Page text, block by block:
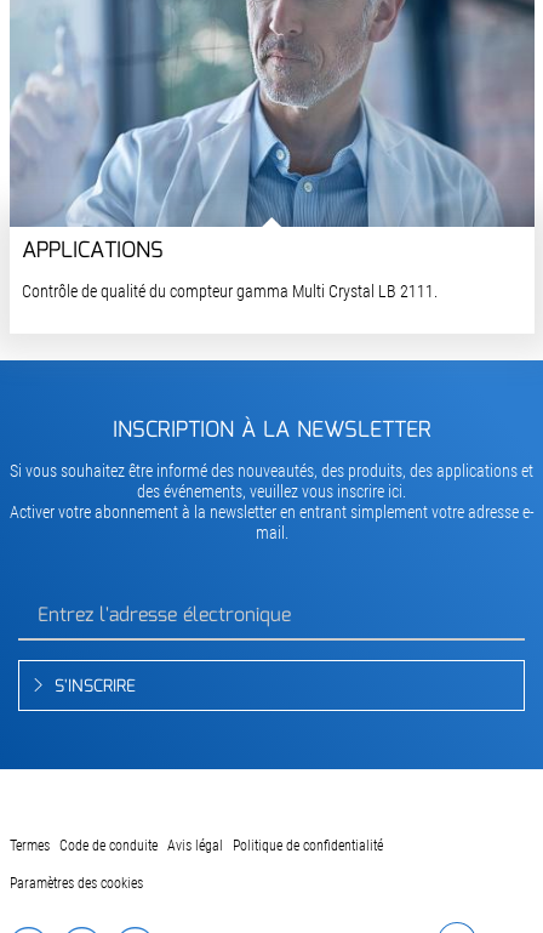
APPLICATIONS
Contrôle de qualité du compteur gamma Multi Crystal LB 2111.
INSCRIPTION À LA NEWSLETTER
Si vous souhaitez être informé des nouveautés, des produits, des applications et
des événements, veuillez vous inscrire ici.
Activer votre abonnement à la newsletter en entrant simplement votre adresse e-
mail.
S'INSCRIRE
Termes Code de conduite Avis légal Politique de confidentialité
Paramètres des cookies